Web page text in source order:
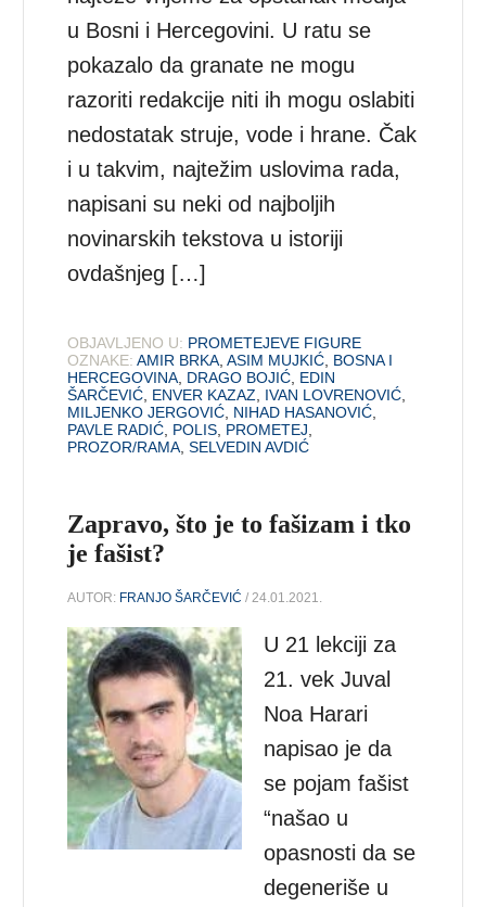
u Bosni i Hercegovini. U ratu se
pokazalo da granate ne mogu
razoriti redakcije niti ih mogu oslabiti
nedostatak struje, vode i hrane. Čak
i u takvim, najtežim uslovima rada,
napisani su neki od najboljih
novinarskih tekstova u istoriji
ovdašnjeg […]
OBJAVLJENO U: PROMETEJEVE FIGURE
OZNAKE: AMIR BRKA,ASIM MUJKIĆ, BOSNA I
HERCEGOVINA, DRAGO BOJIĆ, EDIN
ŠARČEVIĆ, ENVER KAZAZ, IVAN LOVRENOVIĆ,
MILJENKO JERGOVIĆ, NIHAD HASANOVIĆ,
PAVLE RADIĆ, POLIS, PROMETEJ,
PROZOR/RAMA,SELVEDIN AVDIĆ
Zapravo, što je to fašizam i tko
je fašist?
AUTOR: FRANJO ŠARČEVIĆ / 24.01.2021.
U 21 lekciji za
21. vek Juval
Noa Harari
napisao je da
se pojam fašist
“našao u
opasnosti da se
degeneriše u